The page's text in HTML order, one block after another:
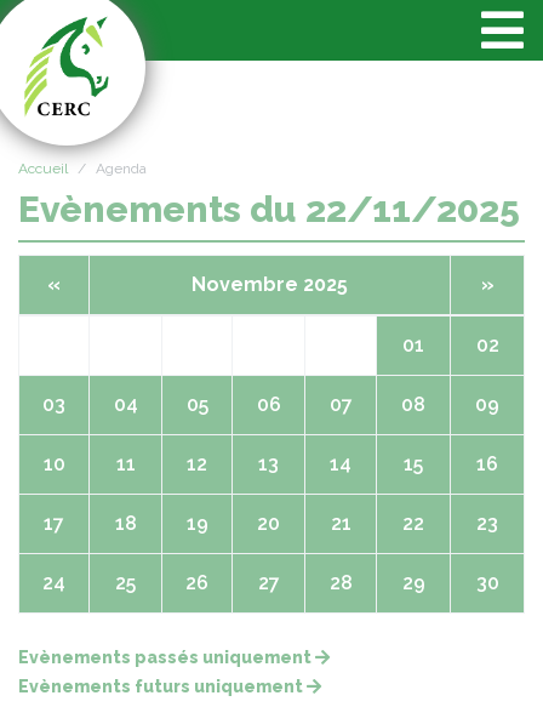
Accueil Agenda
Evènements du 22/11/2025
« Novembre 2025 »
01 02
03 04 05 06 07 08 09
10 11 12 13 14 15 16
17 18 19 20 21 22 23
24 25 26 27 28 29 30
Evènements passés uniquement
Evènements futurs uniquement
Panneau de gestion des cookies